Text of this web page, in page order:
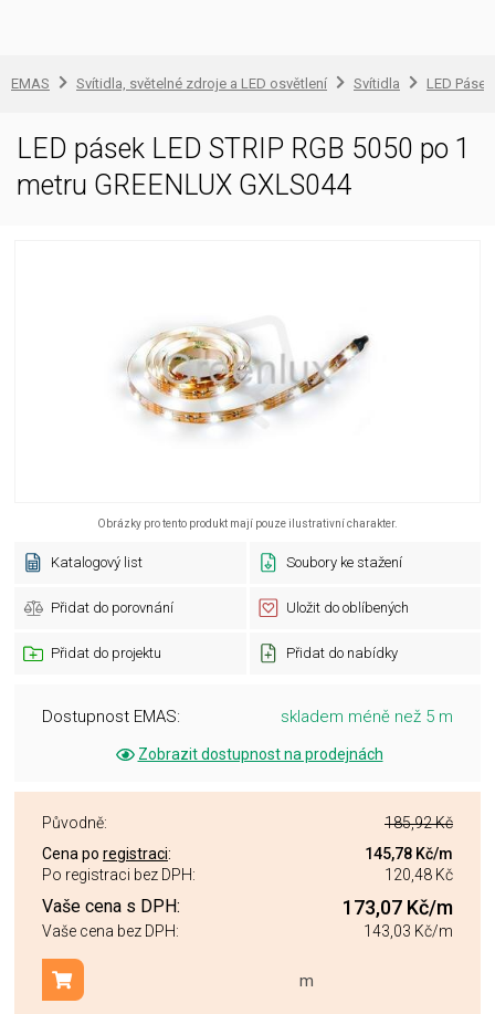
EMAS Svítidla, světelné zdroje a LED osvětlení Svítidla LED
LED pásek LED STRIP RGB 5050 po 1
metru GREENLUX GXLS044
Obrázky pro tento produkt mají pouze ilustrativní charakter.
Katalogový list Soubory ke stažení
Přidat do porovnání Uložit do oblíbených
Přidat do projektu Přidat do nabídky
Dostupnost EMAS: skladem méně než 5 m
Zobrazit dostupnost na prodejnách
Původně:
185,92 Kč
Cena po registraci: 145,78 Kč/m
Po registraci bez DPH:
120,48 Kč
Vaše cena s DPH: 173,07 Kč/m
Vaše cena bez DPH: 143,03 Kč/m
m
Přidat do košíku